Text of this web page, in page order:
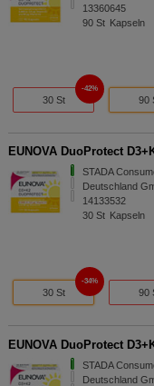
13360645
90 St Kapseln
30 St
42%
90
EUNOVA DuoProtect
STADA
Deutschland
14133532
30 St Kapseln
30 St
34%
90
EUNOVA DuoProtect
STADA
Deutschland